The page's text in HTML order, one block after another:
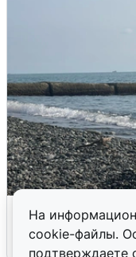
На
cookie-файлы.
подтверждаете
Сирены в
6 августа 0